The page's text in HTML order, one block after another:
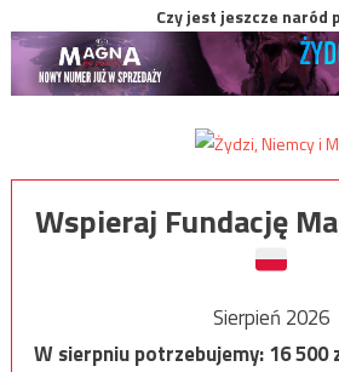
Czy jest jeszcze naród
Wspieraj Fundację
Sierpień 2026
W sierpniu potrzebujemy:16 500